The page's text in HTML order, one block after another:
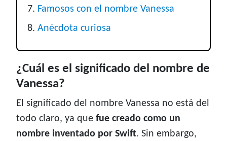
Famosos con el nombre Vanessa
Anécdota curiosa
¿Cuál es el significado del nombre de
Vanessa?
El significado del nombre Vanessa no está del
todo claro, ya que fue creado como un
nombre inventado por Swift. Sin embargo,